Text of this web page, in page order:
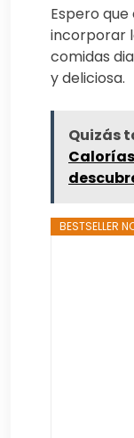
Espero
incorporar
comidas
y deliciosa.
Quizás
BESTSELLER